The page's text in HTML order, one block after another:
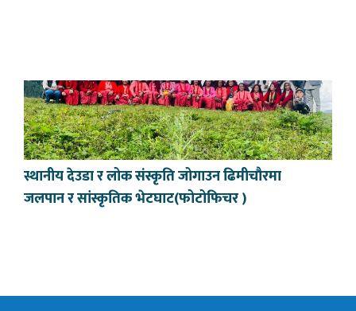
स्थानीय देउडा र लोक संस्कृति जोगाउन ढिमीचौरमा
जलपान र सांस्कृतिक भेटघाट(फोटोफिचर )